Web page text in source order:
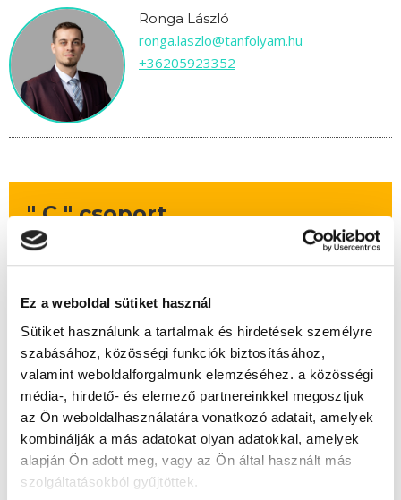
Ez a weboldal sütiket használ
Sütiket használunk a tartalmak és hirdetések személyre
szabásához, közösségi funkciók biztosításához,
valamint weboldalforgalmunk elemzéséhez. a közösségi
média-, hirdető- és elemező partnereinkkel megosztjuk
az Ön weboldalhasználatára vonatkozó adatait, amelyek
kombinálják a más adatokat olyan adatokkal, amelyek
alapján Ön adott meg, vagy az Ön által használt más
szolgáltatásokból gyűjtöttek.
Ronga László
ronga.laszlo@tanfolyam.hu
+36205923352
" C " csoport
Időtartam:
Indulás időpontja:2026-09-19
egyösszegű befizetés + kuponkedvezmény
esetén
Vizsgadíj: 83 000 Ft
Vizsgadíj várható összege
Lehet még jelentkezni?Igen
Jelentkezem!